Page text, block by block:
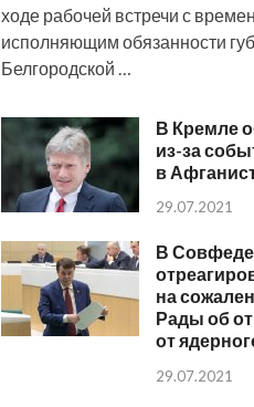
ходе рабочей встречи с
исполняющим обязанности
Белгородской …
В Кремле
из-за
в
29.07.2021
В Совфеде
на
Рады об
от
29.07.2021